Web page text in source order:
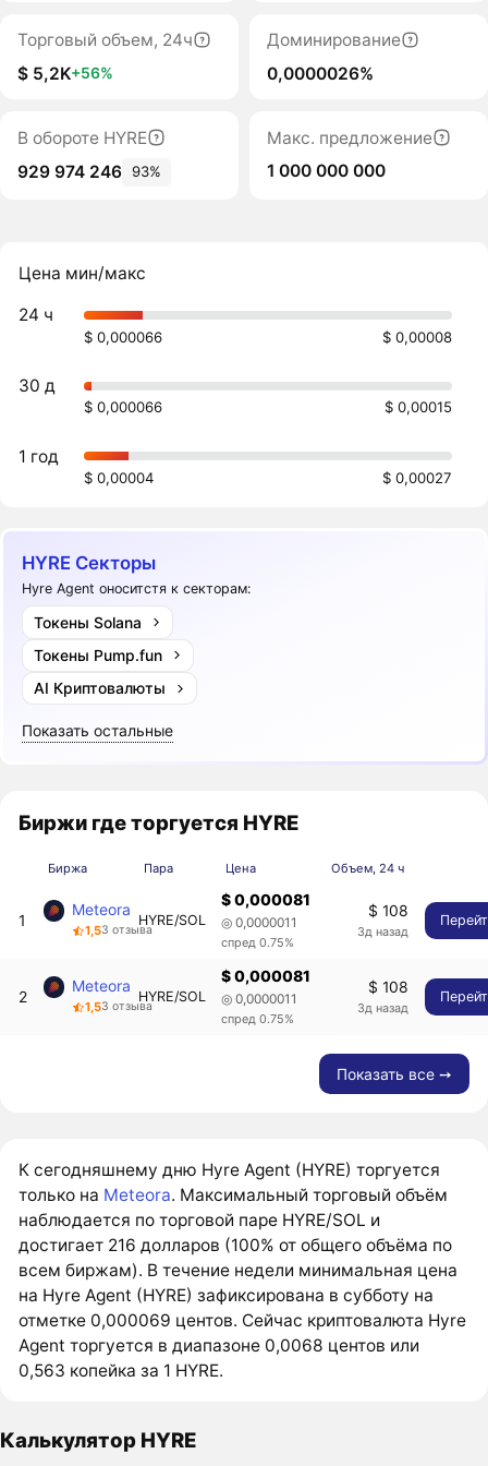
Торговый объем, 24ч
$ 5,2K+56%
Доминирование
0,0000026%
В обороте HYRE
929 974 246 93%
Макс. предложение
1 000 000 000
Цена мин/макс
24 ч
$ 0,000066 $ 0,00008
30 д
$ 0,000066 $ 0,00015
1 год
$ 0,00004 $ 0,00027
HYRE Секторы
Hyre Agent оноситстя к секторам:
Токены Solana
Токены Pump.fun
AI Криптовалюты
Показать остальные
Биржи где торгуется HYRE
Биржа Пара Цена Объем, 24 ч
1
Meteora
1,53 отзыва
HYRE/SOL
$ 0,000081
◎ 0,0000011
спред 0.75%
$ 108
3д назад
2
Meteora
1,53 отзыва
HYRE/SOL
$ 0,000081
◎ 0,0000011
спред 0.75%
$ 108
3д назад
Показать все ➙
К сегодняшнему дню Hyre Agent (HYRE) торгуется
только на Meteora. Максимальный торговый объём
наблюдается по торговой паре HYRE/SOL и
достигает 216 долларов (100% от общего объёма по
всем биржам). В течение недели минимальная цена
на Hyre Agent (HYRE) зафиксирована в субботу на
отметке 0,000069 центов. Сейчас криптовалюта Hyre
Agent торгуется в диапазоне 0,0068 центов или
0,563 копейка за 1 HYRE.
Калькулятор HYRE